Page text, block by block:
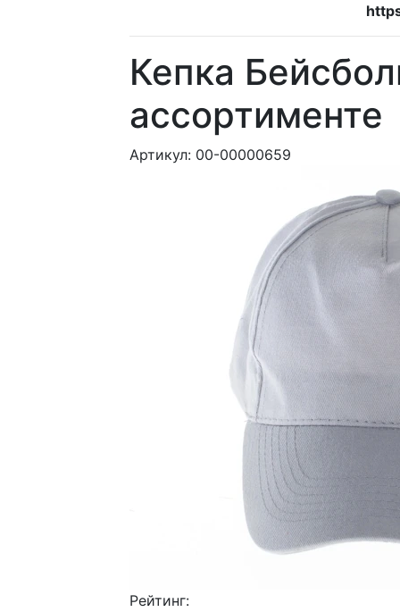
Кепка
ассортименте
Артикул: 00-00000659
Рейтинг: